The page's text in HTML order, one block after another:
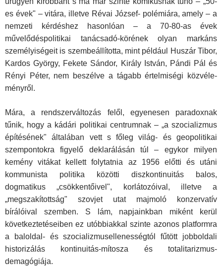
es évek" – vitára, illetve Révai József- polémiára, amely – a
nemzeti kérdéshez hasonlóan – a 70-80-as évek
művelődéspolitikai tanácsadó-köré­nek olyan markáns
személyiségeit is szembeállította, mint például Huszár Tibor,
Kardos György, Fekete Sándor, Király István, Pándi Pál és
Rényi Péter, nem beszélve a tágabb értelmiségi közvéle­
ményről.
Mára, a rendszerváltozás felől, egyenesen paradoxnak
tűnik, hogy a kádári politikai centrumnak – „a szocializmus
építésének" általában vett s főleg világ- és geopolitikai
szempontokra figyelő deklarálásán túl – egykor milyen
kemény vitákat kellett folytatnia az 1956 előtti és utáni
kommunista politika közötti diszkontinui­tás balos,
dogmatikus „csökkentőivel", korlátozóival, illetve a
„megszakítottság" szovjet utat majmoló konzervatív
bírálóival szemben. S lám, napjainkban miként kerül
következtetéseiben ez utóbbiakkal szinte azonos platformra
a baloldal- és szocializmusellenességtól fűtött jobboldali
historizálás kontinuitás-mítosza és to­talitarizmus-
demagógiája.